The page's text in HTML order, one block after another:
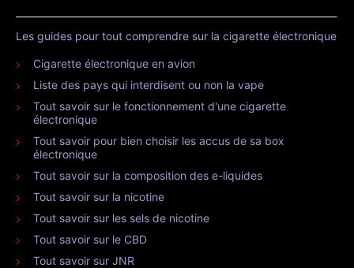
Les guides pour tout comprendre sur la cigarette électronique
Cigarette électronique en avion
Liste des pays qui interdisent ou non la vape
Tout savoir sur le fonctionnement d'une cigarette
électronique
Tout savoir pour bien choisir les accus de sa box
électronique
Tout savoir sur la composition des e-liquides
Tout savoir sur la nicotine
Tout savoir sur les sels de nicotine
Tout savoir sur le CBD
Tout savoir sur JNR